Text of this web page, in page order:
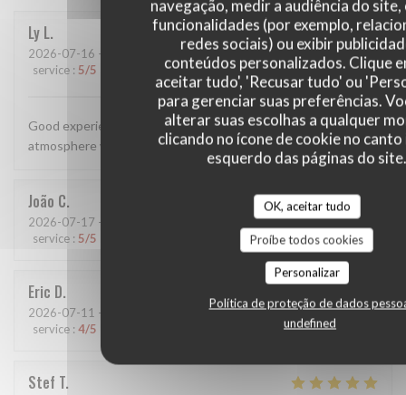
navegação, medir a audiência do
funcionalidades (por exemplo,
redes sociais) ou exibir
conteúdos personalizados. Clique
aceitar tudo', 'Recusar tudo' ou
para gerenciar suas preferências.
alterar suas escolhas a qualquer
clicando no ícone de cookie no
esquerdo das páginas do site.
OK, aceitar tudo
Proíbe todos cookies
Personalizar
Política de proteção de dados
undefined
Ly L
2026-07-16 - 20:00 - guests 1
service : 5/5 5/5 menu:5/5 quality_price: 5/5
Good experience, the food was simple yet tasty and the
atmosphere was both warm and cozy
João C
2026-07-17 - 20:00 - guests 2
service : 5/5 quality_price: 5/5
Eric D
2026-07-11 - 12:30 - guests 2
service : 4/5 quality_price:4/5
Stef T